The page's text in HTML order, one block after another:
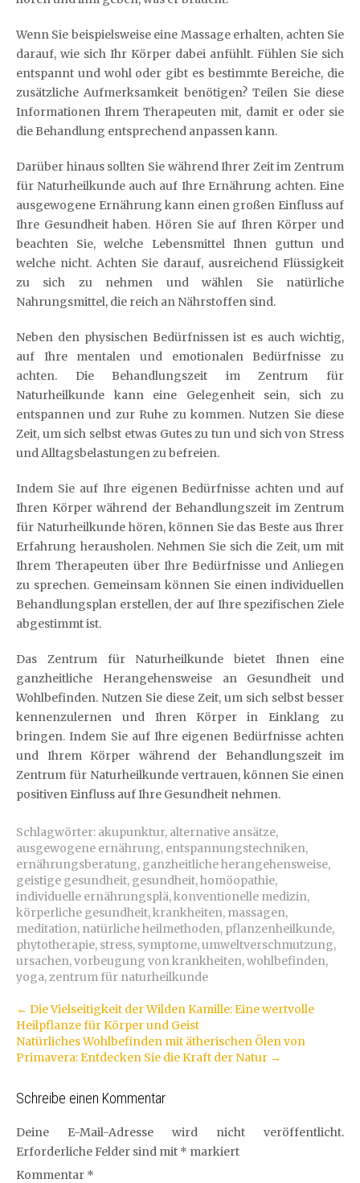
Wenn Sie beispielsweise eine Massage erhalten, achten Sie
darauf, wie sich Ihr Körper dabei anfühlt. Fühlen Sie sich
entspannt und wohl oder gibt es bestimmte Bereiche, die
zusätzliche Aufmerksamkeit benötigen? Teilen Sie diese
Informationen Ihrem Therapeuten mit, damit er oder sie
die Behandlung entsprechend anpassen kann.
Darüber hinaus sollten Sie während Ihrer Zeit im Zentrum
für Naturheilkunde auch auf Ihre Ernährung achten. Eine
ausgewogene Ernährung kann einen großen Einfluss auf
Ihre Gesundheit haben. Hören Sie auf Ihren Körper und
beachten Sie, welche Lebensmittel Ihnen guttun und
welche nicht. Achten Sie darauf, ausreichend Flüssigkeit
zu sich zu nehmen und wählen Sie natürliche
Nahrungsmittel, die reich an Nährstoffen sind.
Neben den physischen Bedürfnissen ist es auch wichtig,
auf Ihre mentalen und emotionalen Bedürfnisse zu
achten. Die Behandlungszeit im Zentrum für
Naturheilkunde kann eine Gelegenheit sein, sich zu
entspannen und zur Ruhe zu kommen. Nutzen Sie diese
Zeit, um sich selbst etwas Gutes zu tun und sich von Stress
und Alltagsbelastungen zu befreien.
Indem Sie auf Ihre eigenen Bedürfnisse achten und auf
Ihren Körper während der Behandlungszeit im Zentrum
für Naturheilkunde hören, können Sie das Beste aus Ihrer
Erfahrung herausholen. Nehmen Sie sich die Zeit, um mit
Ihrem Therapeuten über Ihre Bedürfnisse und Anliegen
zu sprechen. Gemeinsam können Sie einen individuellen
Behandlungsplan erstellen, der auf Ihre spezifischen Ziele
abgestimmt ist.
Das Zentrum für Naturheilkunde bietet Ihnen eine
ganzheitliche Herangehensweise an Gesundheit und
Wohlbefinden. Nutzen Sie diese Zeit, um sich selbst besser
kennenzulernen und Ihren Körper in Einklang zu
bringen. Indem Sie auf Ihre eigenen Bedürfnisse achten
und Ihrem Körper während der Behandlungszeit im
Zentrum für Naturheilkunde vertrauen, können Sie einen
positiven Einfluss auf Ihre Gesundheit nehmen.
Schlagwörter: akupunktur, alternative ansätze,
ausgewogene ernährung, entspannungstechniken,
ernährungsberatung, ganzheitliche herangehensweise,
geistige gesundheit, gesundheit,homöopathie,
individuelle ernährungsplä,konventionelle medizin,
körperliche gesundheit,krankheiten, massagen,
meditation, natürliche heilmethoden, pflanzenheilkunde,
phytotherapie, stress, symptome,umweltverschmutzung,
ursachen,vorbeugung von krankheiten,wohlbefinden,
yoga, zentrum für naturheilkunde
Artikel-
Navigation
← Die Vielseitigkeit der Wilden Kamille: Eine wertvolle
Heilpflanze für Körper und Geist
Natürliches Wohlbefinden mit ätherischen Ölen von
Primavera: Entdecken Sie die Kraft der Natur →
Schreibe einen Kommentar
Deine E-Mail-Adresse wird nicht veröffentlicht.
Erforderliche Felder sind mit * markiert
Kommentar *